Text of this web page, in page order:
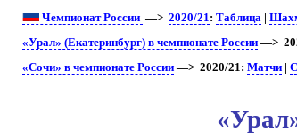
Чемпионат России —>2020/21:Таблица |
«Урал» (Екатеринбург) в чемпионате России —>
«Сочи» в чемпионате России —> 2020/21:Матчи |